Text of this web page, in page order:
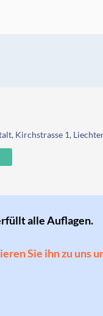
Kirchstrasse 1,
alle Auflagen.
Sie ihn zu